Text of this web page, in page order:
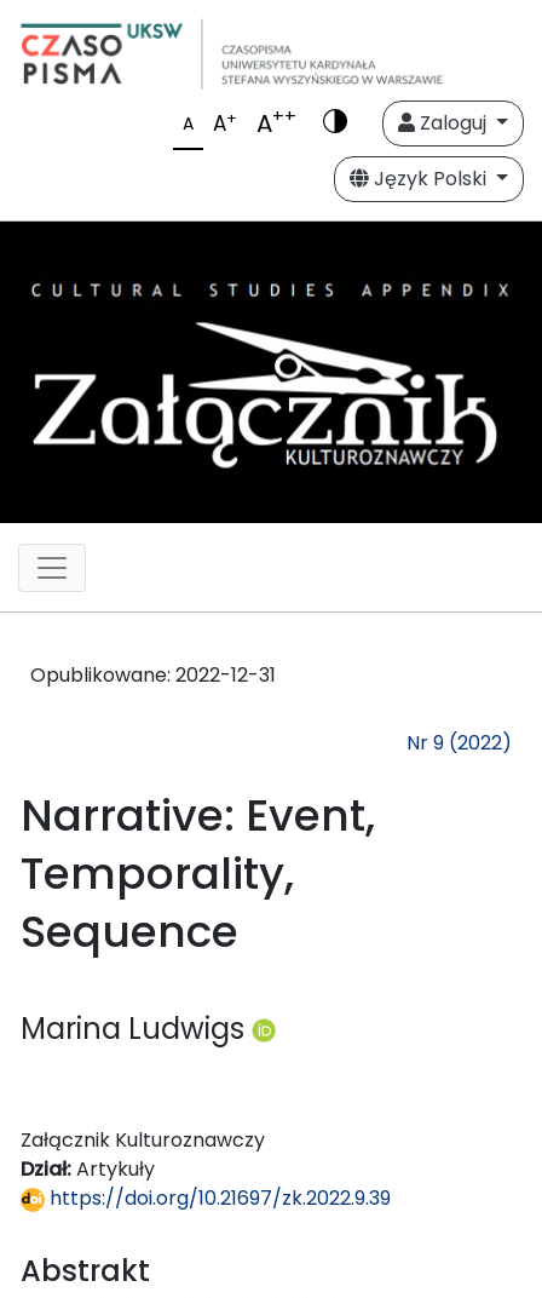
A A+ A++
Zaloguj
Język Polski
Opublikowane: 2022-12-31
Nr 9 (2022)
Narrative: Event,
Temporality,
Sequence
Marina Ludwigs
Załącznik Kulturoznawczy
Dział:Artykuły
https://doi.org/10.21697/zk.2022.9.39
Abstrakt